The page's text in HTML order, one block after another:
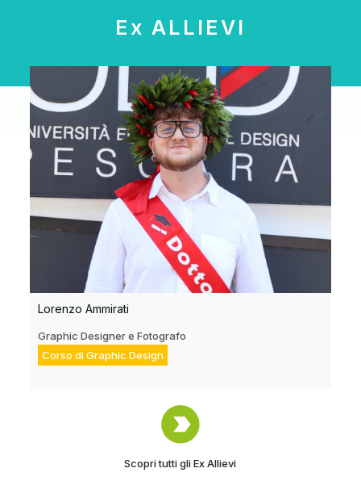
Ex ALLIEVI
Lorenzo Ammirati
Graphic Designer e Fotografo
Corso di Graphic Design
Scopri tutti gli Ex Allievi